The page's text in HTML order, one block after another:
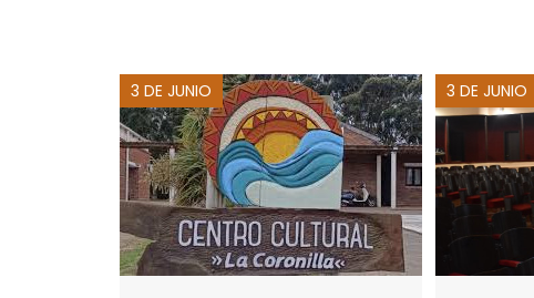
3 DE JUNIO 3 DE JUNIO